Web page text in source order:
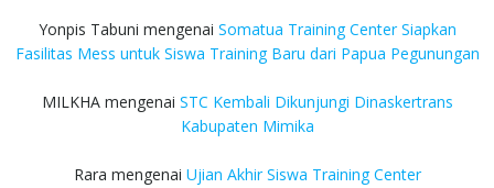
Yonpis Tabuni mengenai Somatua Training Center Siapkan
Fasilitas Mess untuk Siswa Training Baru dari Papua Pegunungan
MILKHAmengenai STC Kembali Dikunjungi Dinaskertrans
Kabupaten Mimika
Rara mengenai Ujian Akhir Siswa Training Center